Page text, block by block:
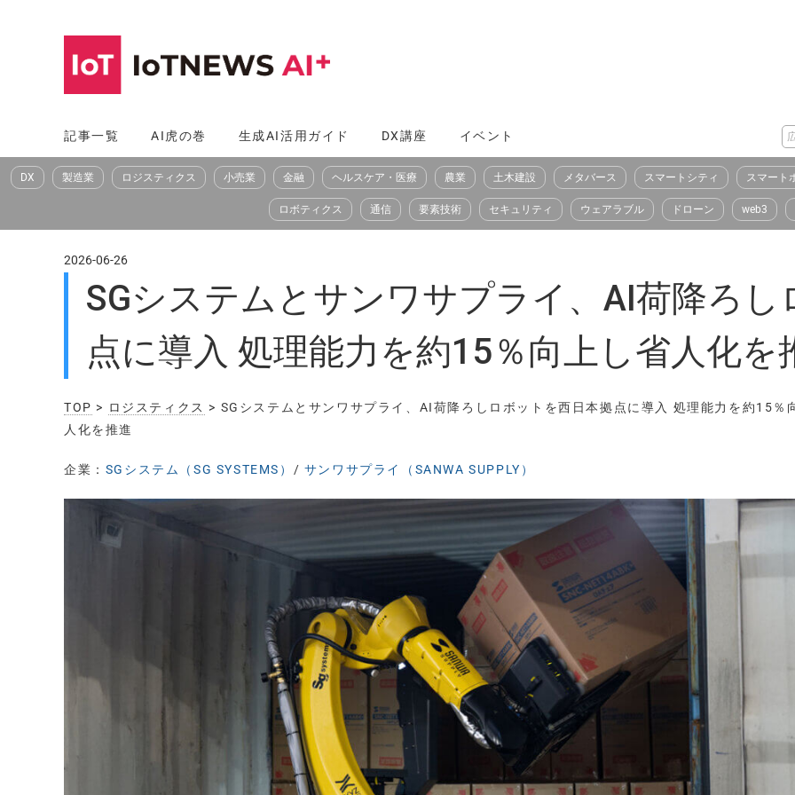
へ
ス
記事一覧 AI虎の巻 生成AI活用ガイド DX講座 イベント
DX 製造業 ロジスティクス 小売業 金融 ヘルスケア・医療 農業 土木建設 メタバース スマートシティ スマート
ロボティクス 通信 要素技術 セキュリティ ウェアラブル ドローン web3
2026-06-26
SGシステムとサンワサプライ、AI荷降ろ
点に導入 処理能力を約15％向上し省人化を
TOP > ロジスティクス > SGシステムとサンワサプライ、AI荷降ろしロボットを西日本拠点に導入 処理能力を約15％
人化を推進
企業： SGシステム（SG SYSTEMS） / サンワサプライ（SANWA SUPPLY）